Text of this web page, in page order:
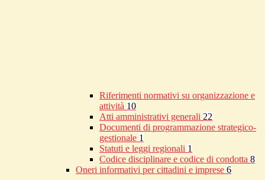
Riferimenti normativi su organizzazione e
attività 10
Atti amministrativi generali 22
Documenti di programmazione strategico-
gestionale 1
Statuti e leggi regionali 1
Codice disciplinare e codice di condotta 8
Oneri informativi per cittadini e imprese 6